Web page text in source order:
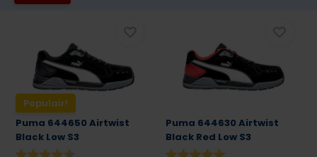
Populair!
Puma 644650 Airtwist
Black Low S3
Puma 644630 Airtwist
Black Red Low S3